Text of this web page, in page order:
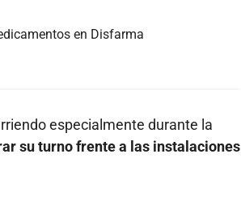
en Disfarma
especialmente durante la
su turno frente a las instalaciones